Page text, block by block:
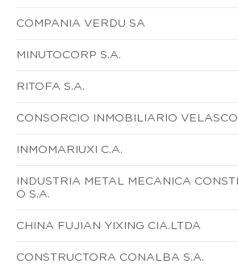
COMPANIA VERDU SA
MINUTOCORP S.A.
RITOFA S.A.
CONSORCIO INMOBILIARIO VELASCO
INMOMARIUXI C.A.
INDUSTRIA METAL MECANICA
O S.A.
CHINA FUJIAN YIXING CIA.LTDA
CONSTRUCTORA CONALBA S.A.